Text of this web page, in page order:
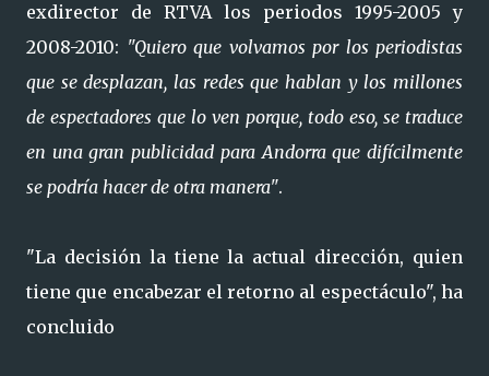
exdirector de RTVA los periodos 1995-2005 y
2008-2010: "Quiero que volvamos por los periodistas
que se desplazan, las redes que hablan y los millones
de espectadores que lo ven porque, todo eso, se traduce
en una gran publicidad para Andorra que difícilmente
se podría hacer de otra manera".
"La decisión la tiene la actual dirección, quien
tiene que encabezar el retorno al espectáculo", ha
concluido